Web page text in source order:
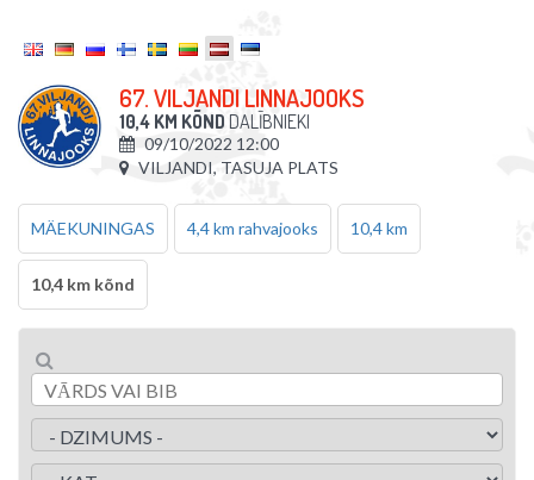
67. VILJANDI LINNAJOOKS
10,4 KM KÕND DALĪBNIEKI
09/10/2022 12:00
VILJANDI, TASUJA PLATS
MÄEKUNINGAS 4,4 km rahvajooks 10,4 km
10,4 km kõnd